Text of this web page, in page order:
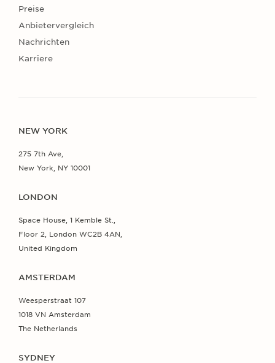
Preise
Anbietervergleich
Nachrichten
Karriere
NEW YORK
275 7th Ave,
New York, NY 10001
LONDON
Space House, 1 Kemble St.,
Floor 2, London WC2B 4AN,
United Kingdom
AMSTERDAM
Weesperstraat 107
1018 VN Amsterdam
The Netherlands
SYDNEY